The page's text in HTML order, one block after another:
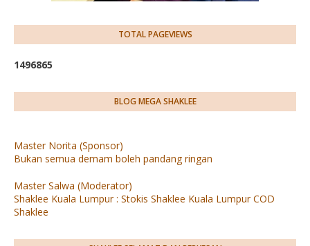
TOTAL PAGEVIEWS
1496865
BLOG MEGA SHAKLEE
Master Norita (Sponsor)
Bukan semua demam boleh pandang ringan
Master Salwa (Moderator)
Shaklee Kuala Lumpur : Stokis Shaklee Kuala Lumpur COD
Shaklee